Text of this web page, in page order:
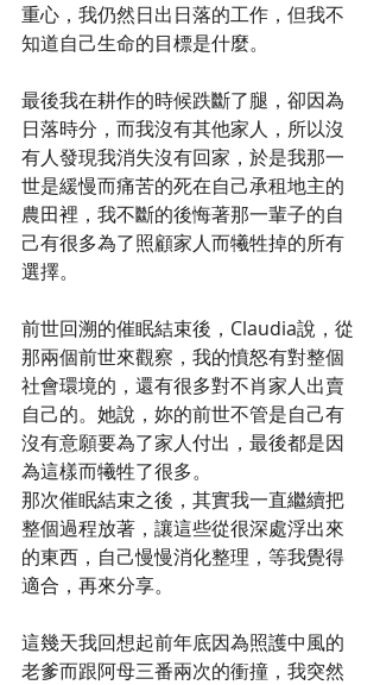
重心，我仍然日出日落的工作，但我不
知道自己生命的目標是什麼。
最後我在耕作的時候跌斷了腿，卻因為
日落時分，而我沒有其他家人，所以沒
有人發現我消失沒有回家，於是我那一
世是緩慢而痛苦的死在自己承租地主的
農田裡，我不斷的後悔著那一輩子的自
己有很多為了照顧家人而犧牲掉的所有
選擇。
前世回溯的催眠結束後，Claudia說，從
那兩個前世來觀察，我的憤怒有對整個
社會環境的，還有很多對不肖家人出賣
自己的。她說，妳的前世不管是自己有
沒有意願要為了家人付出，最後都是因
為這樣而犧牲了很多。
那次催眠結束之後，其實我一直繼續把
整個過程放著，讓這些從很深處浮出來
的東西，自己慢慢消化整理，等我覺得
適合，再來分享。
這幾天我回想起前年底因為照護中風的
老爹而跟阿母三番兩次的衝撞，我突然